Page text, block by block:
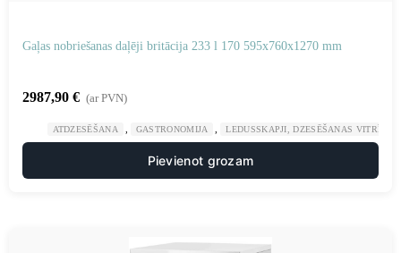
Gaļas nobriešanas daļēji britācija 233 l 170 595x760x1270 mm
2987,90 € (ar PVN)
ATDZESĒŠANA GASTRONOMIJA LEDUSSKAPJI, DZESĒŠANAS VITRĪNAS
Pievienot grozam